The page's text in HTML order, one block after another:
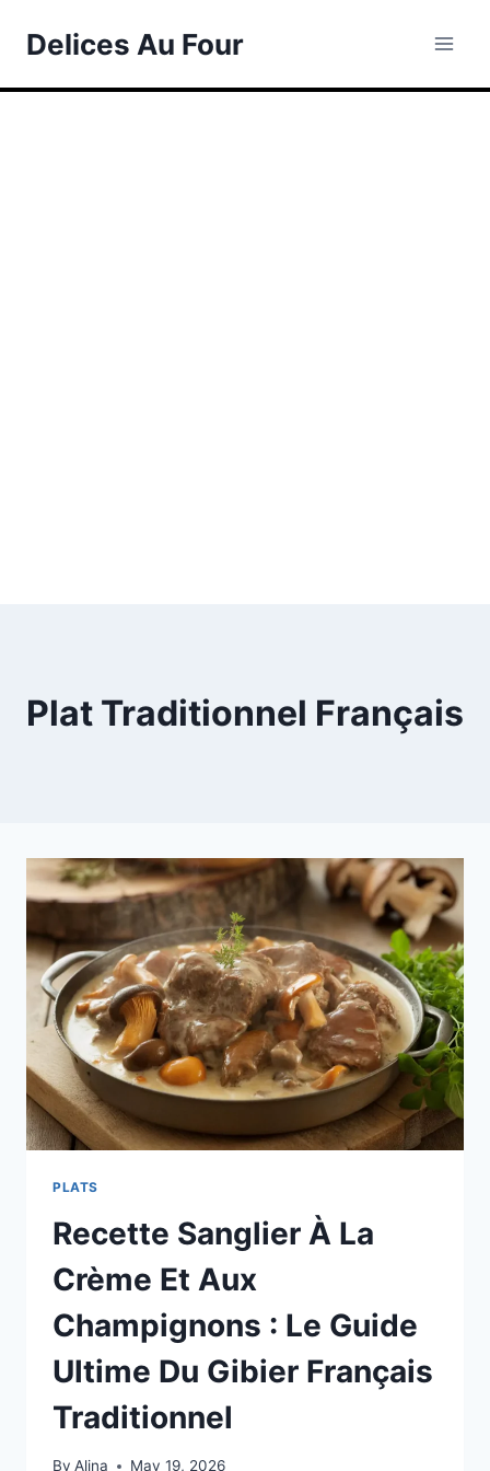
Delices Au Four
Plat Traditionnel Français
PLATS
Recette Sanglier À La
Crème Et Aux
Champignons : Le Guide
Ultime Du Gibier Français
Traditionnel
By Alina May 19, 2026